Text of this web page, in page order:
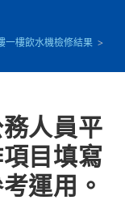
一樓飲水機檢修結果 >
務人員平
目填寫
運用。